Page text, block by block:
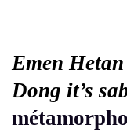
Emen
Dong it’s